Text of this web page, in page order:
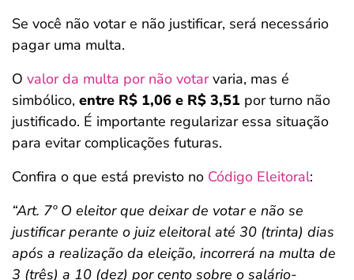
Se você não votar e não justificar, será necessário
pagar uma multa.
O valor da multa por não votarvaria, mas é
simbólico, entre R$ 1,06 e R$ 3,51 por turno não
justificado. É importante regularizar essa situação
para evitar complicações futuras.
Confira o que está previsto no Código Eleitoral:
“Art. 7º O eleitor que deixar de votar e não se
justificar perante o juiz eleitoral até 30 (trinta) dias
após a realização da eleição, incorrerá na multa de
3 (três) a 10 (dez) por cento sobre o salário-